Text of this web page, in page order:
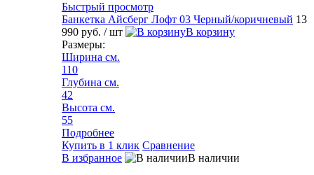
Быстрый просмотр
Банкетка Айсберг Лофт 03 Черный/коричневый 13
990 руб. / шт
В корзину
Размеры:
Ширина см.
110
Глубина см.
42
Высота см.
55
Подробнее
Купить в 1 клик Сравнение
В избранное
В наличии